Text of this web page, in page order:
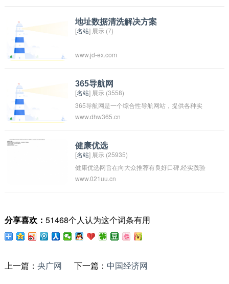
地址数据清洗解决方案
[名站] 展示 (7)
www.jd-ex.com
365导航网
[名站] 展示 (3558)
365导航网是一个综合性导航网站，提供各种实
用工具和资源链接，方便用户快速找到所需信
游戏、社交等分类，让用户可以方便地浏览各种
内容。365导航网致力于为用户提供更好的上网
资源整合服务，是一个实用的网址导航工具。
www.dhw365.cn
健康优选
[名站] 展示 (25935)
健康优选网旨在向大众推荐有良好口碑,经实践验
证,环保,安全,有品位,上档次,品质过硬,性价比优越
www.021uu.cn
分享喜欢： 51468个人认为这个词条有用
上一篇： 央广网 下一篇： 中国经济网